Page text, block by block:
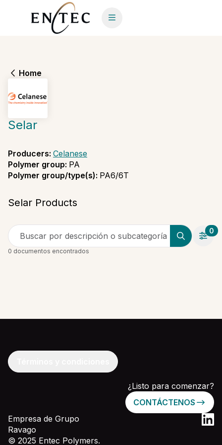
Home
Selar
Producers: Celanese
Polymer group: PA
Polymer group/type(s): PA6/6T
Selar Products
Buscar por descripción o subcategoría
0
0 documentos encontrados
¿Listo para comenzar?
CONTÁCTENOS
Empresa de Grupo
Ravago
© 2025 Entec Polymers.